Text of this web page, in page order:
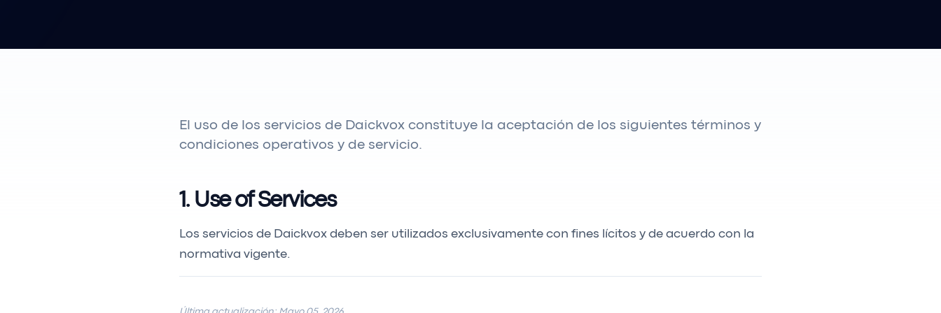
El uso de los servicios de Daickvox constituye la aceptación de los siguientes términos y
condiciones operativos y de servicio.
1. Use of Services
Los servicios de Daickvox deben ser utilizados exclusivamente con fines lícitos y de acuerdo con la
normativa vigente.